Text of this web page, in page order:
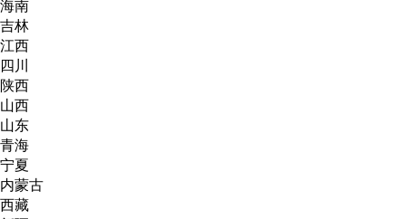
海南
吉林
江西
四川
陕西
山西
山东
青海
宁夏
内蒙古
西藏